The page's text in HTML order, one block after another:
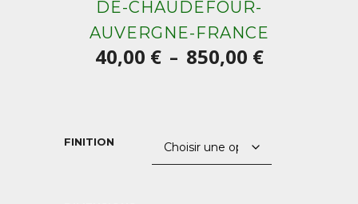
DE-CHAUDEFOUR-
AUVERGNE-FRANCE
40,00 € – 850,00 €Plage
à
FINITION